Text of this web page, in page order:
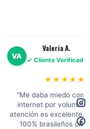
VA
Valeria A.
✓ Cliente Verificado
★★★★★
"Me daba miedo
internet por volumen,
atención es excelente.
100% brasileños